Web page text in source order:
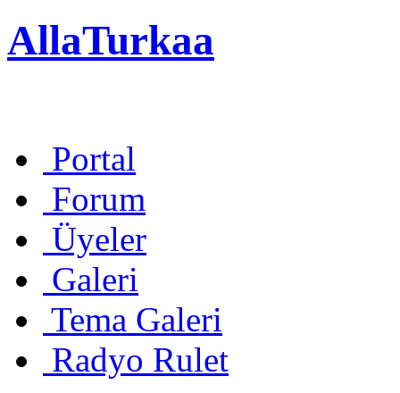
AllaTurkaa
Portal
Forum
Üyeler
Galeri
Tema Galeri
Radyo Rulet